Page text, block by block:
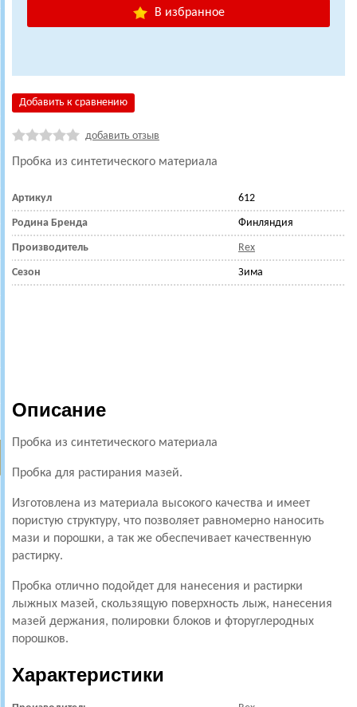
В избранное
Добавить к сравнению
добавить отзыв
Пробка из синтетического материала
Артикул 612
Родина Бренда Финляндия
Производитель Rex
Сезон Зима
Описание
Пробка из синтетического материала
Пробка для растирания мазей.
Изготовлена из материала высокого качества и имеет
пористую структуру, что позволяет равномерно наносить
мази и порошки, а так же обеспечивает качественную
растирку.
Пробка отлично подойдет для нанесения и растирки
лыжных мазей, скользящую поверхность лыж, нанесения
мазей держания, полировки блоков и фторуглеродных
порошков.
Характеристики